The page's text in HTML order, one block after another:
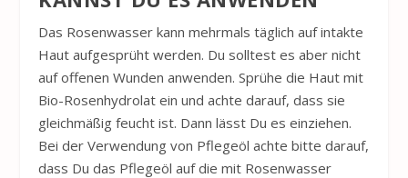
Das Rosenwasser kann mehrmals täglich auf intakte
Haut aufgesprüht werden. Du solltest es aber nicht
auf offenen Wunden anwenden. Sprühe die Haut mit
Bio-Rosenhydrolat ein und achte darauf, dass sie
gleichmäßig feucht ist. Dann lässt Du es einziehen.
Bei der Verwendung von Pflegeöl achte bitte darauf,
dass Du das Pflegeöl auf die mit Rosenwasser